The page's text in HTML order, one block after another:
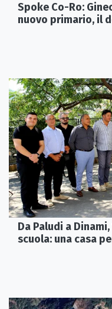
Spoke Co-Ro:
nuovo primario, il
Da Paludi a
scuola: una casa